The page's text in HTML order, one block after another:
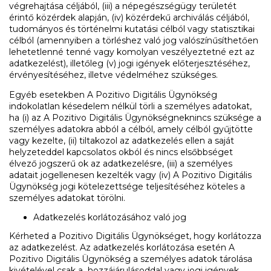
végrehajtása céljából, (iii) a népegészségügy területét
érintő közérdek alapján, (iv) közérdekű archiválás céljából,
tudományos és történelmi kutatási célból vagy statisztikai
célból (amennyiben a törléshez való jog valószínűsíthetően
lehetetlenné tenné vagy komolyan veszélyeztetné ezt az
adatkezelést), illetőleg (v) jogi igények előterjesztéséhez,
érvényesítéséhez, illetve védelméhez szükséges.
Egyéb esetekben A Pozitivo Digitális Ügynökség
indokolatlan késedelem nélkül törli a személyes adatokat,
ha (i) az A Pozitivo Digitális Ügynökségneknincs szüksége a
személyes adatokra abból a célból, amely célból gyűjtötte
vagy kezelte, (ii) tiltakozol az adatkezelés ellen a saját
helyzeteddel kapcsolatos okból és nincs elsőbbséget
élvező jogszerű ok az adatkezelésre, (iii) a személyes
adatait jogellenesen kezelték vagy (iv) A Pozitivo Digitális
Ügynökség jogi kötelezettsége teljesítéséhez köteles a
személyes adatokat törölni.
Adatkezelés korlátozásához való jog
Kérheted a Pozitivo Digitális Ügynökséget, hogy korlátozza
az adatkezelést. Az adatkezelés korlátozása esetén A
Pozitivo Digitális Ügynökség a személyes adatok tárolása